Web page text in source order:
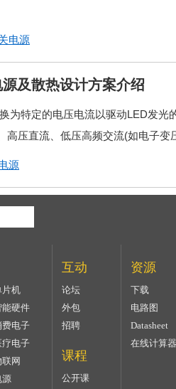
电源
及散热设计方案介绍
为特定的电压电流以驱动LED发
高压直流、低压高频交流(如电子变
源
片机
能硬件
费电子
疗电子
联网
源
互动
论坛
外包
招聘
课程
公开课
资源
下载
电路图
Datasheet
在线计算器